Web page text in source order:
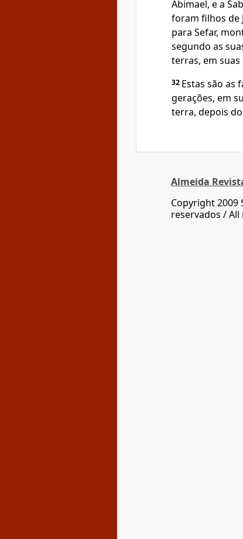
Abimael, e a
foram filhos de
para Sefar,
segundo as
terras, em suas
32 Estas são as
gerações, em
terra, depois
Almeida
Copyright 2009
reservados /